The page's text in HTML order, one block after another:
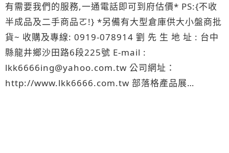
有需要我們的服務,一通電話即可到府估價* PS:{不收
半成品及二手商品ㄛ!} *另備有大型倉庫供大小盤商批
貨~ 收購及專線: 0919-078914 劉 先 生 地 址 : 台中
縣龍井鄉沙田路6段225號 E-mail :
lkk6666ing@yahoo.com.tw 公司網址：
http://www.lkk6666.com.tw 部落格產品展